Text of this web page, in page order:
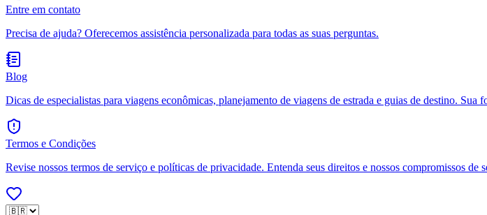
Entre em contato
Precisa de ajuda? Oferecemos assistência personalizada para todas as suas perguntas.
Blog
Dicas de especialistas para viagens econômicas, planejamento de viagens de estrada e guias de destino. Sua
Termos e Condições
Revise nossos termos de serviço e políticas de privacidade. Entenda seus direitos e nossos compromissos de